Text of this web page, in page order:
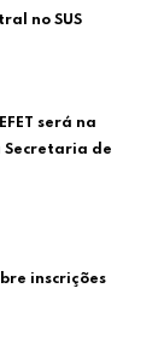
no SUS
será na
de
inscrições